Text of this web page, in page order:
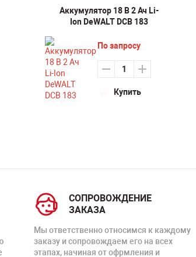
Аккумулятор 18 В 2 Ач Li-
Ion DeWALT DCB 183
По запросу
Купить
СОПРОВОЖДЕНИЕ
ЗАКАЗА
Мы ответственно относимся к каждому
заказу и сопровождаем его на всех
этапах, начиная от офрмления и